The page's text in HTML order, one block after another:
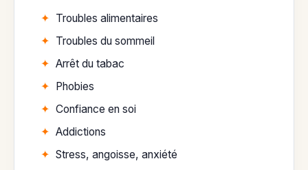
Troubles alimentaires
Troubles du sommeil
Arrêt du tabac
Phobies
Confiance en soi
Addictions
Stress, angoisse, anxiété